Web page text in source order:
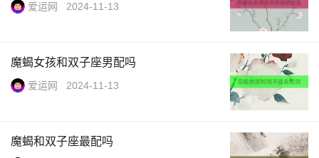
爱运网 2024-11-13
魔蝎女孩和双子座男配吗
爱运网 2024-11-13
魔蝎和双子座最配吗